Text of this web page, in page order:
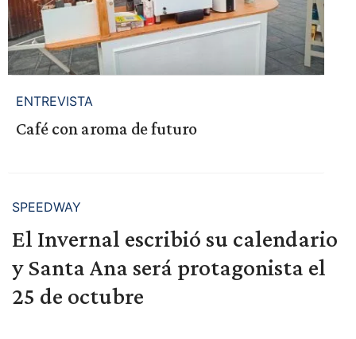
ENTREVISTA
Café con aroma de futuro
SPEEDWAY
El Invernal escribió su calendario
y Santa Ana será protagonista el
25 de octubre